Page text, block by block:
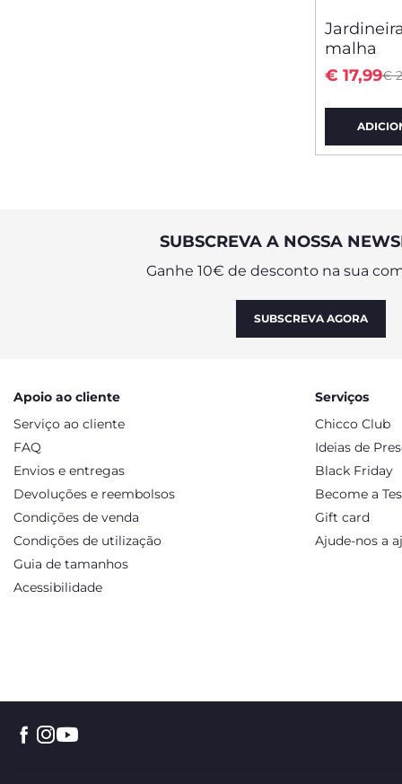
malha
€
to
€ 17,99
SUBSCREVA A NOSSA
Ganhe 10€ de desconto na sua
SUBSCREVA AGORA
Apoio ao cliente
Serviço ao cliente
FAQ
Envios e entregas
Devoluções e reembolsos
Condições de venda
Condições de utilização
Guia de tamanhos
Acessibilidade
Serviços
Chicco Club
Ideias de
Black Friday
Become a
Gift card
Ajude-nos a